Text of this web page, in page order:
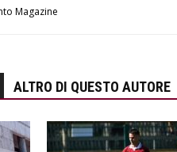
Magazine
ALTRO DI QUESTO AUTORE